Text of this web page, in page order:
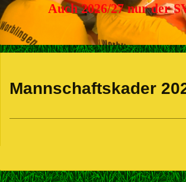
Auch 2026/27 nur der
Mannschaftskader